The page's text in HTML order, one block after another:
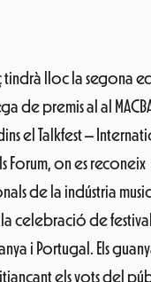
tindrà lloc la segona
de premis al al
el Talkfest –
Forum, on es reconeix
de la indústria
celebració de
i Portugal. Els
els vots del